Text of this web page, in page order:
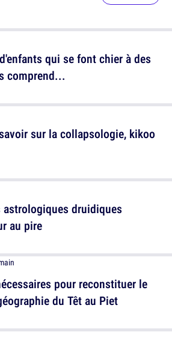
sur la collapsologie, kikoo
pour reconstituer le
du Têt au Piet
qui se font chier à des
comprend...
astrologiques druidiques
au pire